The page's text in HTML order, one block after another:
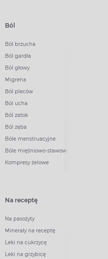
Ból
Ból brzucha
Ból gardła
Ból głowy
Migrena
Ból pleców
Ból ucha
Ból zatok
Ból zęba
Bóle menstruacyjne
Bóle mięśniowo-stawowe
Kompresy żelowe
Na receptę
Na pasożyty
Minerały na receptę
Leki na cukrzycę
Leki na grzybicę